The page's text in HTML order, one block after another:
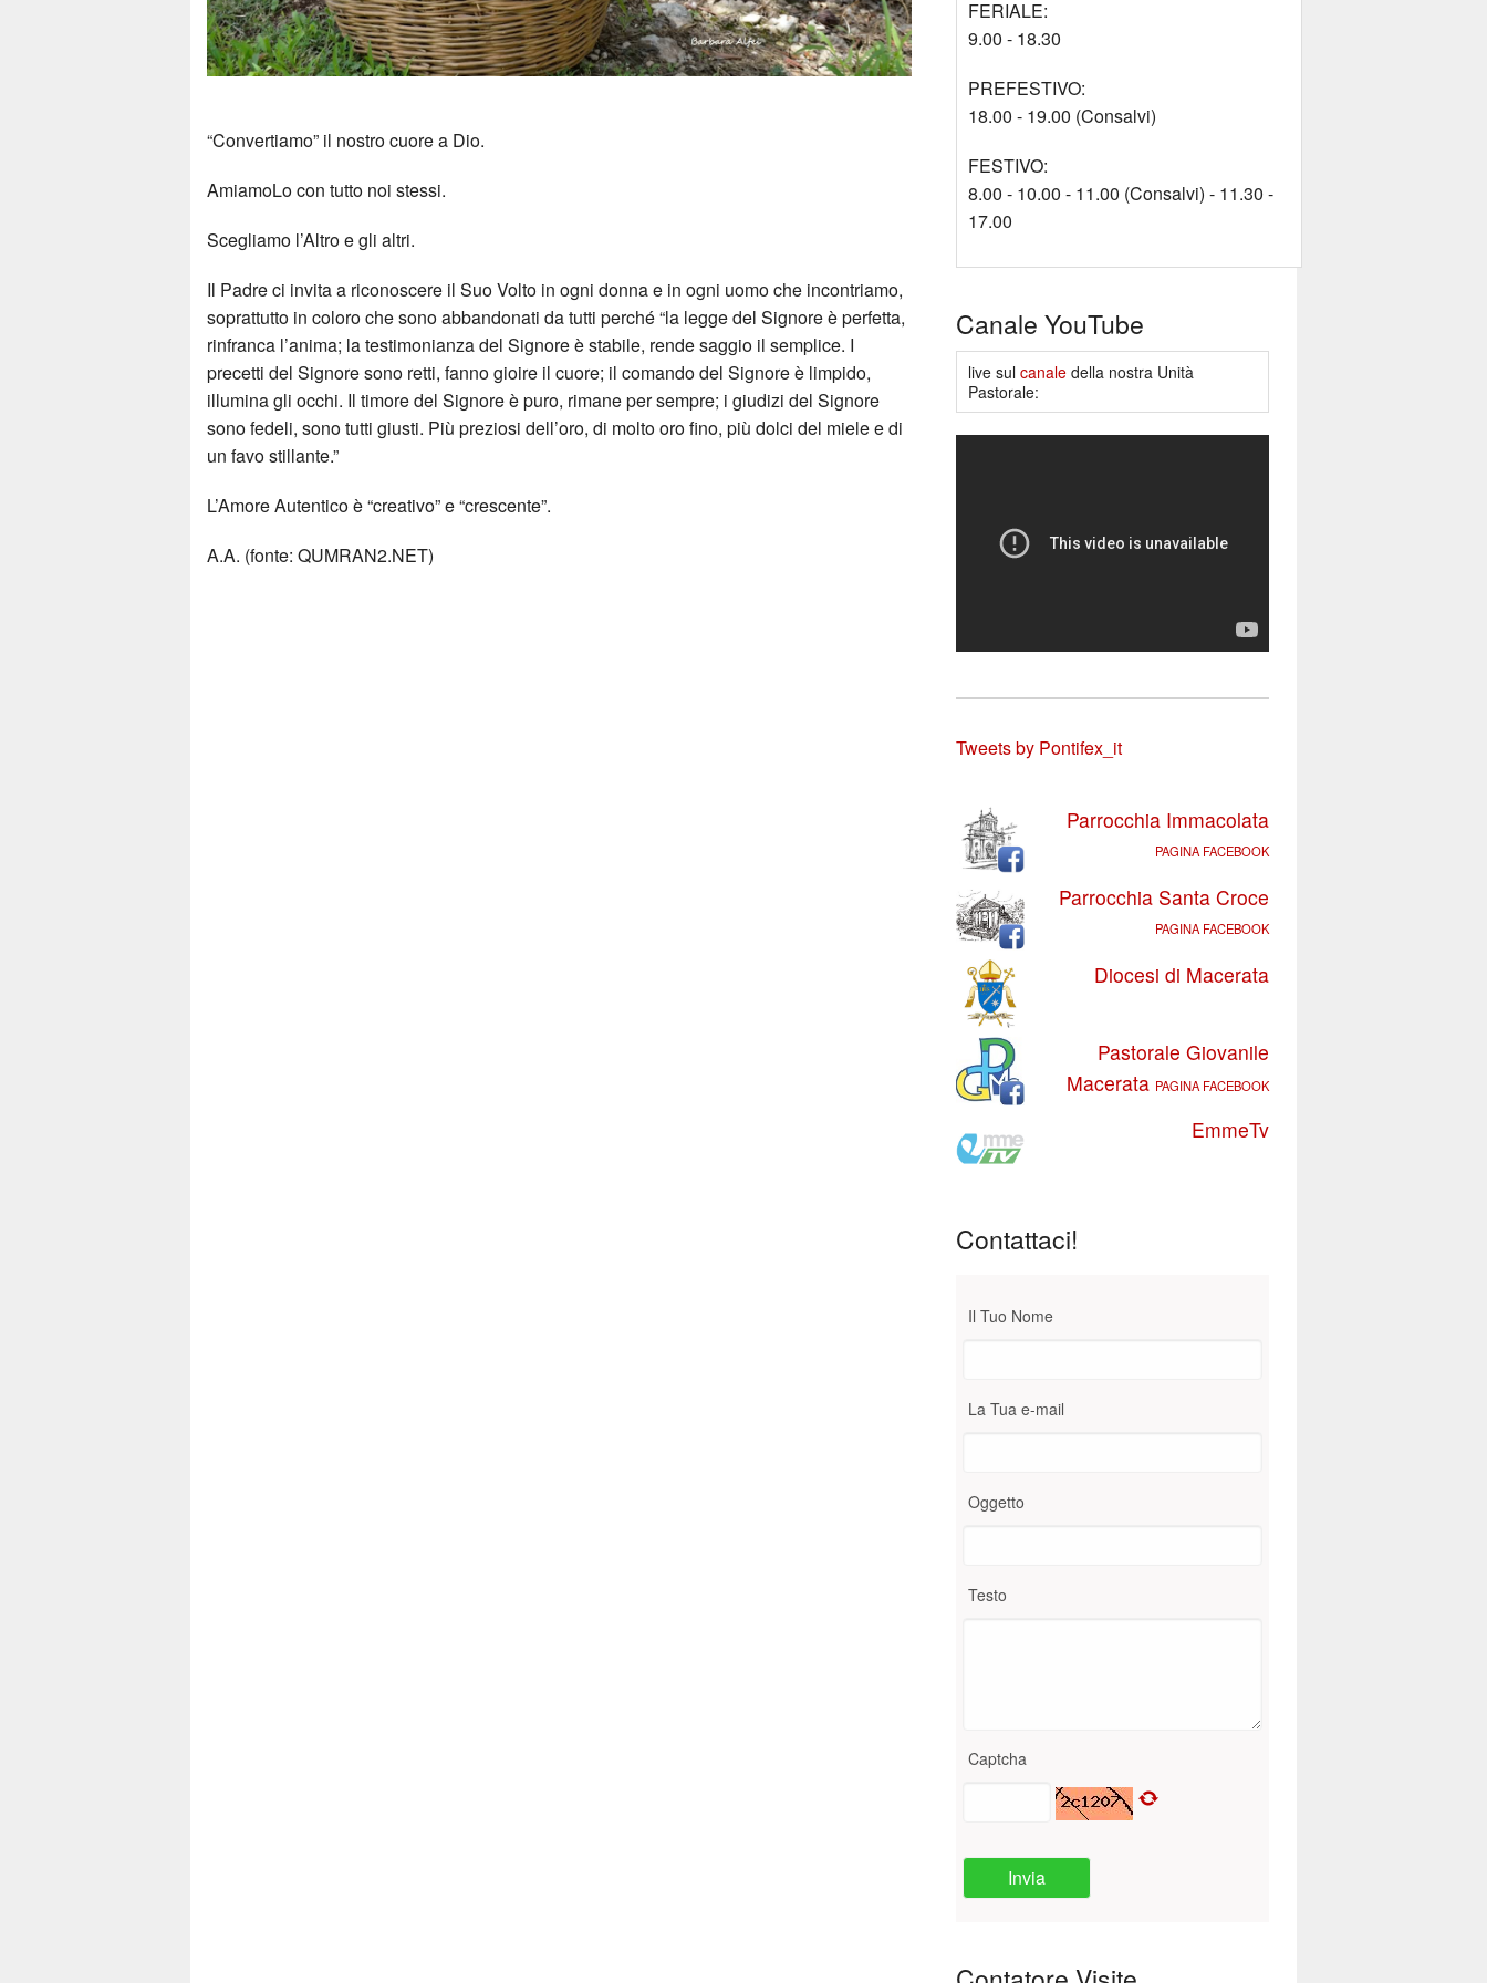
“Convertiamo” il nostro cuore a Dio.
AmiamoLo con tutto noi stessi.
Scegliamo l’Altro e gli altri.
Il Padre ci invita a riconoscere il Suo Volto in ogni donna e in ogni uomo che incontriamo,
soprattutto in coloro che sono abbandonati da tutti perché “la legge del Signore è perfetta,
rinfranca l’anima; la testimonianza del Signore è stabile, rende saggio il semplice. I
precetti del Signore sono retti, fanno gioire il cuore; il comando del Signore è limpido,
illumina gli occhi. Il timore del Signore è puro, rimane per sempre; i giudizi del Signore
sono fedeli, sono tutti giusti. Più preziosi dell’oro, di molto oro fino, più dolci del miele e di
un favo stillante.”
L’Amore Autentico è “creativo” e “crescente”.
A.A. (fonte: QUMRAN2.NET)
FERIALE:
9.00 - 18.30
PREFESTIVO:
18.00 - 19.00 (Consalvi)
FESTIVO:
8.00 - 10.00 - 11.00 (Consalvi) - 11.30 -
17.00
Canale YouTube
live sul canaledella nostra Unità
Pastorale:
Tweets by Pontifex_it
Parrocchia Immacolata
PAGINA FACEBOOK
Parrocchia Santa Croce
PAGINA FACEBOOK
Diocesi di Macerata
Pastorale Giovanile
Macerata PAGINA FACEBOOK
EmmeTv
Contattaci!
Il Tuo Nome
La Tua e-mail
Oggetto
Testo
Captcha
Invia